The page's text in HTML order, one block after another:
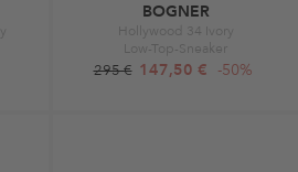
BOGNER
Hollywood 34 Ivory
Low-Top-Sneaker
295 € 147,50 € -50%